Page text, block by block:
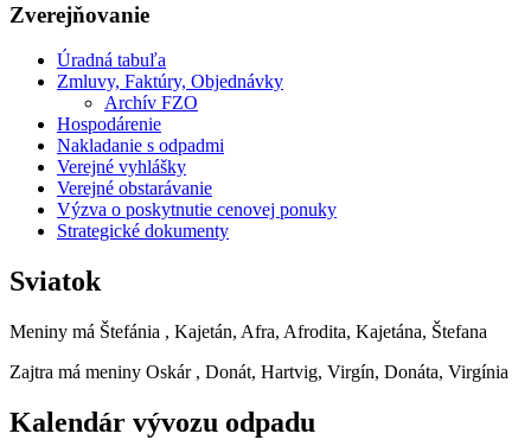
Zverejňovanie
Úradná tabuľa
Zmluvy, Faktúry, Objednávky
Archív FZO
Hospodárenie
Nakladanie s odpadmi
Verejné vyhlášky
Verejné obstarávanie
Výzva o poskytnutie cenovej ponuky
Strategické dokumenty
Sviatok
Meniny má Štefánia , Kajetán, Afra, Afrodita, Kajetána, Štefana
Zajtra má meniny Oskár , Donát, Hartvig, Virgín, Donáta, Virgínia
Kalendár vývozu odpadu